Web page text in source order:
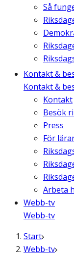
Så
Kontakt &
Kontakt &
Kontakt
Besök
Press
För
Arbeta
Webb-tv
Webb-tv
Start
Webb-tv